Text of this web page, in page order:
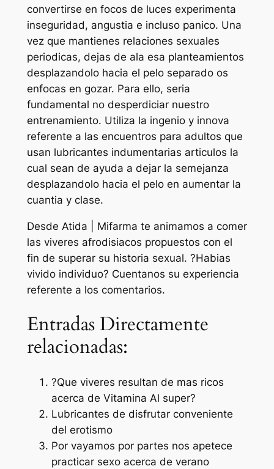
convertirse en focos de luces experimenta
inseguridad, angustia e incluso panico. Una
vez que mantienes relaciones sexuales
periodicas, dejas de ala esa planteamientos
desplazandolo hacia el pelo separado os
enfocas en gozar. Para ello, seria
fundamental no desperdiciar nuestro
entrenamiento. Utiliza la ingenio y innova
referente a las encuentros para adultos que
usan lubricantes indumentarias articulos la
cual sean de ayuda a dejar la semejanza
desplazandolo hacia el pelo en aumentar la
cuantia y clase.
Desde Atida | Mifarma te animamos a comer
las viveres afrodisiacos propuestos con el
fin de superar su historia sexual. ?Habias
vivido individuo? Cuentanos su experiencia
referente a los comentarios.
Entradas Directamente
relacionadas:
?Que viveres resultan de mas ricos
acerca de Vitamina Al super?
Lubricantes de disfrutar conveniente
del erotismo
Por vayamos por partes nos apetece
practicar sexo acerca de verano